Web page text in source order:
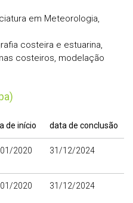
em Meteorologia,
costeira e estuarina,
costeiros, modelação
de início data de conclusão
2020 31/12/2024
2020 31/12/2024